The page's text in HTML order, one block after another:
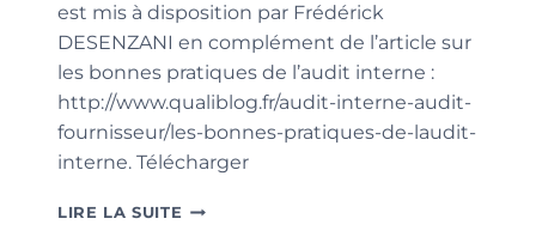
est mis à disposition par Frédérick
DESENZANI en complément de l’article sur
les bonnes pratiques de l’audit interne :
http://www.qualiblog.fr/audit-interne-audit-
fournisseur/les-bonnes-pratiques-de-laudit-
interne. Télécharger
LIRE LA SUITE MODÈLE